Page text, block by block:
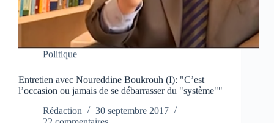
Politique
Entretien avec Noureddine Boukrouh (I): "C’est
l’occasion ou jamais de se débarrasser du "système""
Rédaction
30 septembre 2017